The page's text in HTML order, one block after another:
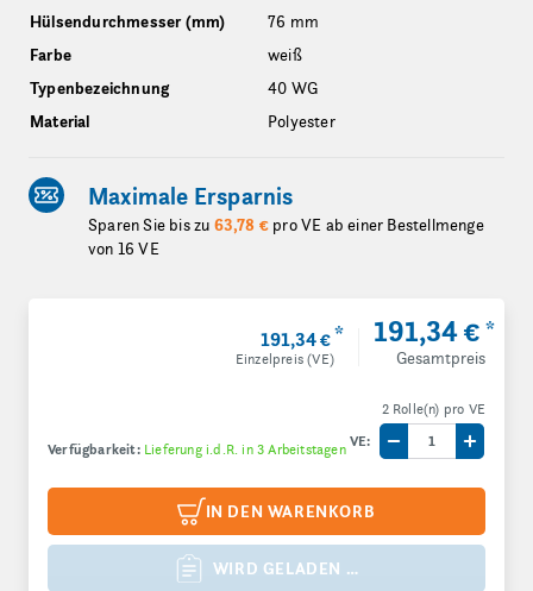
Hülsendurchmesser (mm)
76 mm
Farbe
weiß
Typenbezeichnung
40 WG
Material
Polyester
Maximale Ersparnis
Sparen Sie bis zu 63,78 € pro VE ab einer Bestellmenge
von 16 VE
191,34 €*
Einzelpreis (VE)
191,34 € *
Gesamtpreis
Verfügbarkeit: Lieferung i.d.R. in 3 Arbeitstagen
2 Rolle(n) pro VE
VE:
Menge um eine
Menge
IN DEN WARENKORB
WIRD GELADEN …